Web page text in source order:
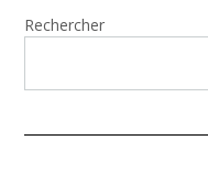
Rechercher